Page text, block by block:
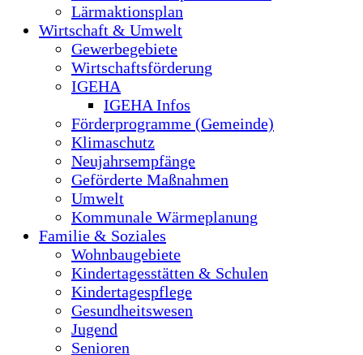
Lärmaktionsplan
Wirtschaft & Umwelt
Gewerbegebiete
Wirtschaftsförderung
IGEHA
IGEHA Infos
Förderprogramme (Gemeinde)
Klimaschutz
Neujahrsempfänge
Geförderte Maßnahmen
Umwelt
Kommunale Wärmeplanung
Familie & Soziales
Wohnbaugebiete
Kindertagesstätten & Schulen
Kindertagespflege
Gesundheitswesen
Jugend
Senioren